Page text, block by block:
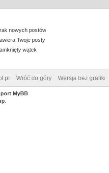
nowych postów
Twoje posty
wątek
Wróć do góry Wersja bez grafiki
MyBB